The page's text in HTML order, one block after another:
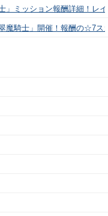
」ミッション報酬詳細！レ
魔騎士」開催！報酬の☆7